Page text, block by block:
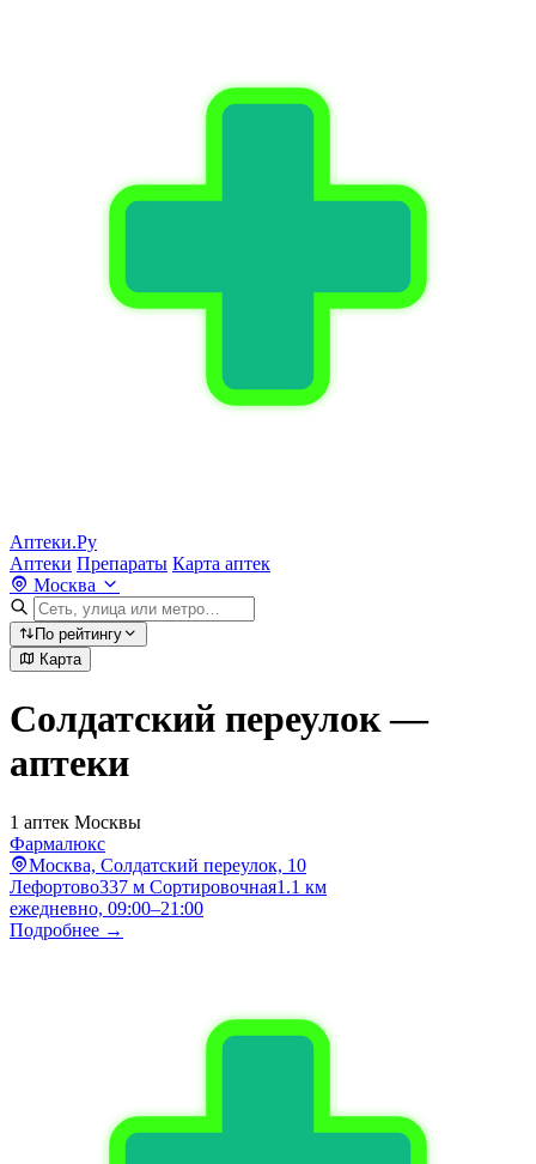
Аптеки.Ру
Аптеки Препараты Карта аптек
Москва
По рейтингу
Карта
Солдатский переулок —
аптеки
1 аптек Москвы
Фармалюкс
Москва, Солдатский переулок, 10
Лефортово337 м Сортировочная1.1 км
ежедневно, 09:00–21:00
Подробнее →